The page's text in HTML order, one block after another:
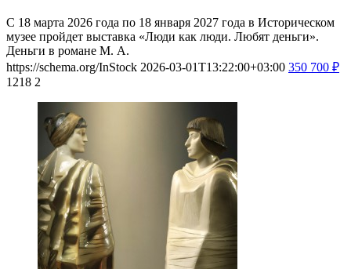
С 18 марта 2026 года по 18 января 2027 года в Историческом
музее пройдет выставка «Люди как люди. Любят деньги».
Деньги в романе М. А.
https://schema.org/InStock 2026-03-01T13:22:00+03:00 350 700 ₽
1218 2